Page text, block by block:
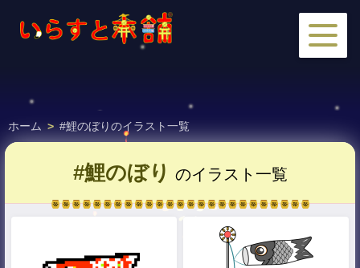
ホーム > #鯉のぼりのイラスト一覧
#鯉のぼり のイラスト一覧